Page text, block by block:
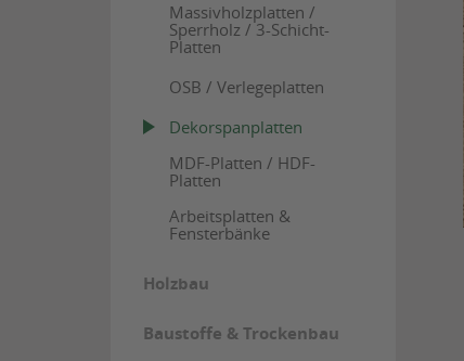
Massivholzplatten /
Sperrholz / 3-Schicht-
Platten
OSB / Verlegeplatten
Dekorspanplatten
MDF-Platten / HDF-
Platten
Arbeitsplatten &
Fensterbänke
Holzbau
Baustoffe & Trockenbau